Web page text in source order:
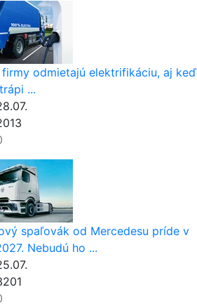
firmy odmietajú elektrifikáciu, aj keď
...
spaľovák od Mercedesu príde v
Nebudú ho ...